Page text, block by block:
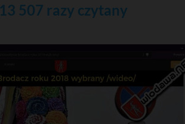
13 507 razy czytany